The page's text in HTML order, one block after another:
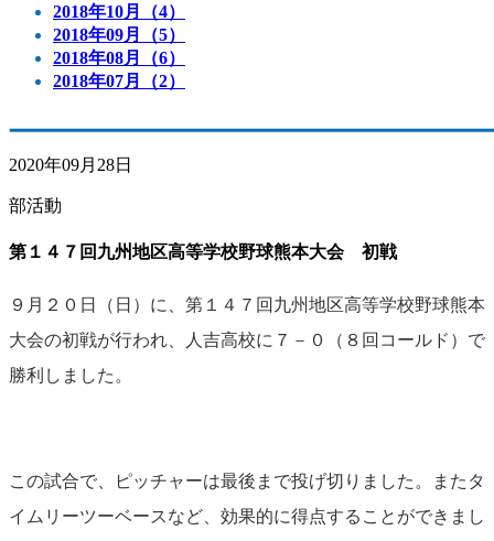
2018年10月（4）
2018年09月（5）
2018年08月（6）
2018年07月（2）
2020年09月28日
部活動
第１４７回九州地区高等学校野球熊本大会 初戦
９月２０日（日）に、第１４７回九州地区高等学校野球熊本
大会の初戦が行われ、人吉高校に７－０（８回コールド）で
勝利しました。
この試合で、ピッチャーは最後まで投げ切りました。またタ
イムリーツーベースなど、効果的に得点することができまし